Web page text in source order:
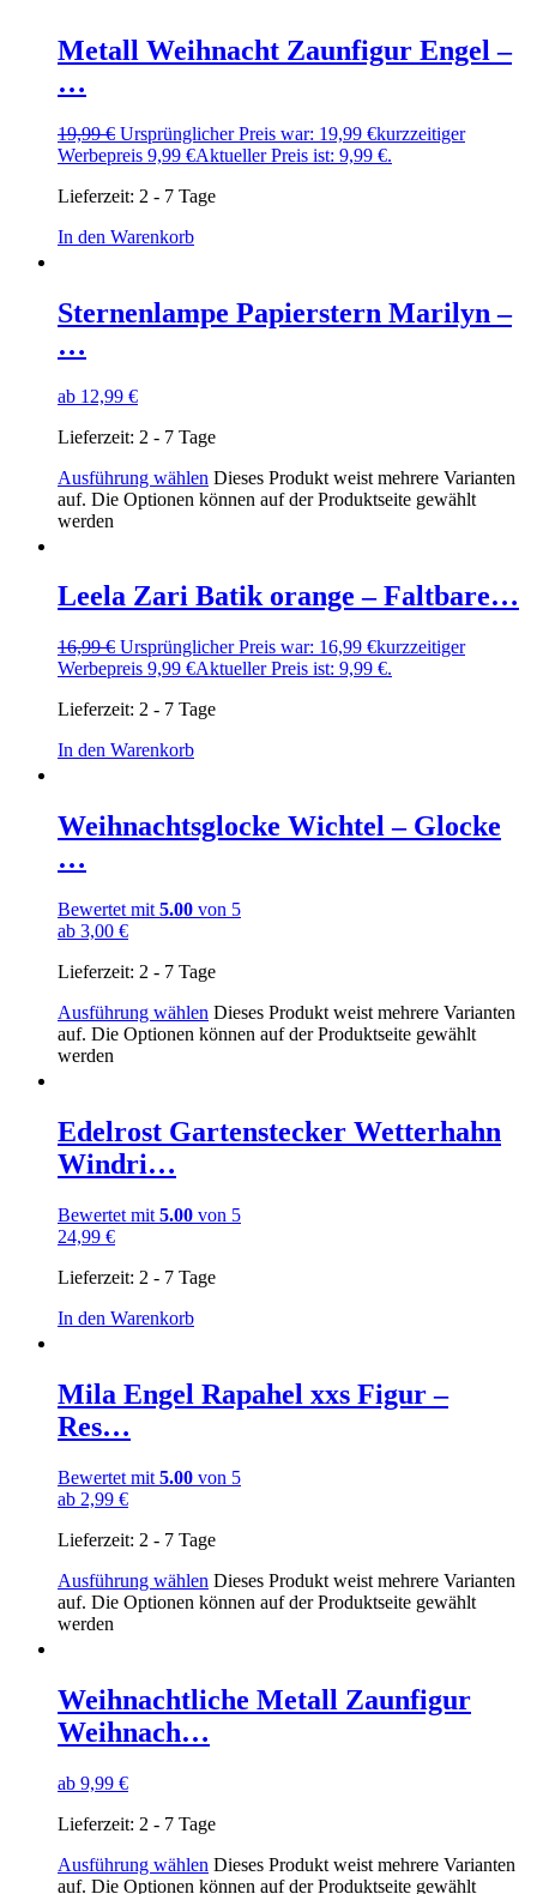
Metall Weihnacht Zaunfigur Engel –
…
19,99€ Ursprünglicher Preis war: 19,99 €kurzzeitiger
Werbepreis 9,99 €Aktueller Preis ist: 9,99 €.
Lieferzeit: 2 - 7 Tage
In den Warenkorb
Sternenlampe Papierstern Marilyn –
…
ab 12,99 €
Lieferzeit: 2 - 7 Tage
Ausführung wählen Dieses Produkt weist mehrere Varianten
auf. Die Optionen können auf der Produktseite gewählt
werden
Leela Zari Batik orange – Faltbare…
16,99€ Ursprünglicher Preis war: 16,99 €kurzzeitiger
Werbepreis 9,99 €Aktueller Preis ist: 9,99 €.
Lieferzeit: 2 - 7 Tage
In den Warenkorb
Weihnachtsglocke Wichtel – Glocke
…
Bewertet mit 5.00 von 5
ab 3,00 €
Lieferzeit: 2 - 7 Tage
Ausführung wählen Dieses Produkt weist mehrere Varianten
auf. Die Optionen können auf der Produktseite gewählt
werden
Edelrost Gartenstecker Wetterhahn
Windri…
Bewertet mit 5.00 von 5
24,99 €
Lieferzeit: 2 - 7 Tage
In den Warenkorb
Mila Engel Rapahel xxs Figur –
Res…
Bewertet mit 5.00 von 5
ab 2,99 €
Lieferzeit: 2 - 7 Tage
Ausführung wählen Dieses Produkt weist mehrere Varianten
auf. Die Optionen können auf der Produktseite gewählt
werden
Weihnachtliche Metall Zaunfigur
Weihnach…
ab 9,99 €
Lieferzeit: 2 - 7 Tage
Ausführung wählen Dieses Produkt weist mehrere Varianten
auf. Die Optionen können auf der Produktseite gewählt